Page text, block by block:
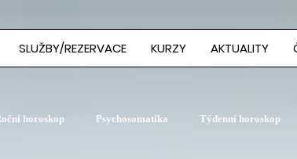
SLUŽBY/REZERVACE KURZY AKTUALITY
horoskop Psychosomatika Týdenní horoskop